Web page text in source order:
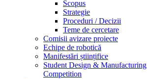
Scopus
Strategie
Proceduri / Decizii
Teme de cercetare
Comisii avizare proiecte
Echipe de robotică
Manifestări științifice
Student Design & Manufacturing
Competition